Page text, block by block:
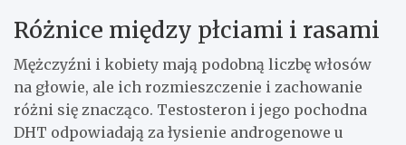
Różnice między płciami i rasami
Mężczyźni i kobiety mają podobną liczbę włosów
na głowie, ale ich rozmieszczenie i zachowanie
różni się znacząco. Testosteron i jego pochodna
DHT odpowiadają za łysienie androgenowe u